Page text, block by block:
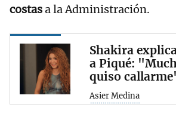
costasa la Administración.
Shakira
a Piqué:
quiso
Asier Medina